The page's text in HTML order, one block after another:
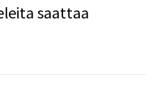
saattaa